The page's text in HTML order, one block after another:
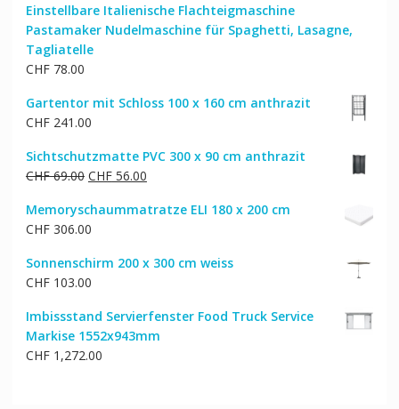
Einstellbare Italienische Flachteigmaschine
Pastamaker Nudelmaschine für Spaghetti, Lasagne,
Tagliatelle
CHF78.00
Gartentor mit Schloss 100 x 160 cm anthrazit
CHF241.00
Sichtschutzmatte PVC 300 x 90 cm anthrazit
CHF69.00 Ursprünglicher
war:
CHF 69.00
CHF56.00Aktueller
ist:
Memoryschaummatratze ELI 180 x 200 cm
CHF306.00
Sonnenschirm 200 x 300 cm weiss
CHF103.00
Imbissstand Servierfenster Food Truck Service
Markise 1552x943mm
CHF1,272.00